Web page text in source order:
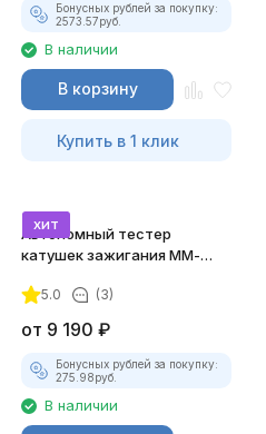
Бонусных рублей за покупку:
2573.57руб.
В наличии
В корзину
Купить в 1 клик
хит
Автономный тестер
катушек зажигания ММ-
комплект)
5.0 (3)
от 9 190 ₽
Бонусных рублей за покупку:
275.98руб.
В наличии